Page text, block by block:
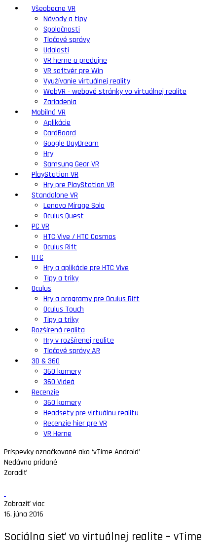
Všeobecne VR
Návody a tipy
Spoločnosti
Tlačové správy
Udalosti
VR herne a predajne
VR softvér pre Win
Využívanie virtuálnej reality
WebVR - webové stránky vo virtuálnej realite
Zariadenia
Mobilná VR
Aplikácie
CardBoard
Google DayDream
Hry
Samsung Gear VR
PlayStation VR
Hry pre PlayStation VR
Standalone VR
Lenovo Mirage Solo
Oculus Quest
PC VR
HTC Vive / HTC Cosmos
Oculus Rift
HTC
Hry a aplikácie pre HTC Vive
Tipy a triky
Oculus
Hry a programy pre Oculus Rift
Oculus Touch
Tipy a triky
Rozšírená realita
Hry v rozšírenej realite
Tlačové správy AR
3D & 360
360 kamery
360 Videá
Recenzie
360 kamery
Headsety pre virtuálnu realitu
Recenzie hier pre VR
VR Herne
Príspevky označkované ako ‘vTime Android’
Nedávno pridané
Zoradiť
Zobraziť viac
16. júna 2016
Sociálna sieť vo virtuálnej realite – vTime